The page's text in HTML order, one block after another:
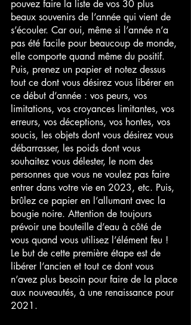
pouvez faire la liste de vos 30 plus
beaux souvenirs de l’année qui vient de
s’écouler. Car oui, même si l’année n’a
pas été facile pour beaucoup de monde,
elle comporte quand même du positif.
Puis, prenez un papier et notez dessus
tout ce dont vous désirez vous libérer en
ce début d’année : vos peurs, vos
limitations, vos croyances limitantes, vos
erreurs, vos déceptions, vos hontes, vos
soucis, les objets dont vous désirez vous
débarrasser, les poids dont vous
souhaitez vous délester, le nom des
personnes que vous ne voulez pas faire
entrer dans votre vie en 2023, etc. Puis,
brûlez ce papier en l’allumant avec la
bougie noire. Attention de toujours
prévoir une bouteille d’eau à côté de
vous quand vous utilisez l’élément feu !
Le but de cette première étape est de
libérer l’ancien et tout ce dont vous
n’avez plus besoin pour faire de la place
aux nouveautés, à une renaissance pour
2021.